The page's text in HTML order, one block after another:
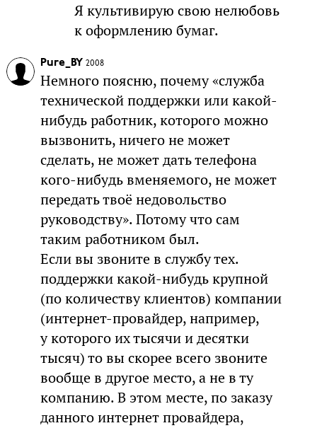
Я культивирую свою нелюбовь
к оформлению бумаг.
Pure_BY 2008
Немного поясню, почему «служба
технической поддержки или какой-
нибудь работник, которого можно
вызвонить, ничего не может
сделать, не может дать телефона
кого-нибудь вменяемого, не может
передать твоё недовольство
руководству». Потому что сам
таким работником был.
Если вы звоните в службу тех.
поддержки какой-нибудь крупной
(по количеству клиентов) компании
(интернет-провайдер, например,
у которого их тысячи и десятки
тысяч) то вы скорее всего звоните
вообще в другое место, а не в ту
компанию. В этом месте, по заказу
данного интернет провайдера,